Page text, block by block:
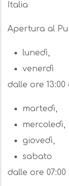
Italia
Apertura al
lunedì,
venerdì
dalle ore 13:00
martedì,
mercoledì,
giovedì,
sabato
dalle ore 07:00